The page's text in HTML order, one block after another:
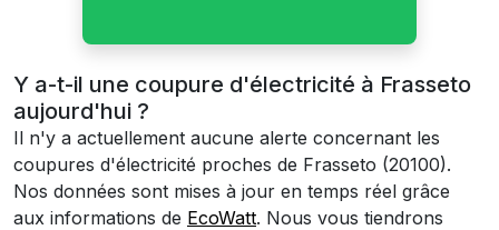
Y a-t-il une coupure d'électricité à Frasseto
aujourd'hui ?
Il n'y a actuellement aucune alerte concernant les
coupures d'électricité proches de Frasseto (20100).
Nos données sont mises à jour en temps réel grâce
aux informations de EcoWatt. Nous vous tiendrons